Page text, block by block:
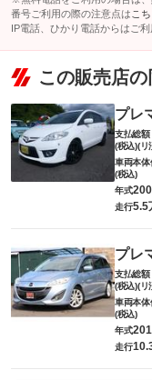
番号ご利用の際の注意点は こ
IP電話、ひかり電話からはご利
この販売店
プレ
支払総額
(税込)(リ
車両本体
(税込)
年式
走行5.5
プレ
支払総額
(税込)(リ
車両本体
(税込)
年式
走行